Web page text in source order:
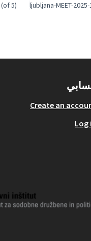
(of 5)
Create an
Log